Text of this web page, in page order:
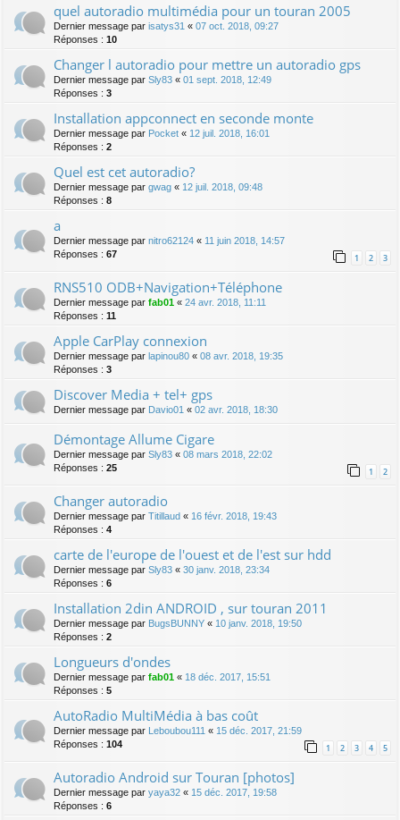
quel autoradio multimédia pour un touran 2005
Dernier message par isatys31 « 07 oct. 2018, 09:27
Réponses : 10
Changer l autoradio pour mettre un autoradio gps
Dernier message par Sly83 « 01 sept. 2018, 12:49
Réponses : 3
Installation appconnect en seconde monte
Dernier message par Pocket « 12 juil. 2018, 16:01
Réponses : 2
Quel est cet autoradio?
Dernier message par gwag « 12 juil. 2018, 09:48
Réponses : 8
a
Dernier message par nitro62124 « 11 juin 2018, 14:57
Réponses : 67 1 2 3
RNS510 ODB+Navigation+Téléphone
Dernier message par fab01 « 24 avr. 2018, 11:11
Réponses : 11
Apple CarPlay connexion
Dernier message par lapinou80 « 08 avr. 2018, 19:35
Réponses : 3
Discover Media + tel+ gps
Dernier message par Davio01 « 02 avr. 2018, 18:30
Démontage Allume Cigare
Dernier message par Sly83 « 08 mars 2018, 22:02
Réponses : 25 1 2
Changer autoradio
Dernier message par Titillaud « 16 févr. 2018, 19:43
Réponses : 4
carte de l'europe de l'ouest et de l'est sur hdd
Dernier message par Sly83 « 30 janv. 2018, 23:34
Réponses : 6
Installation 2din ANDROID , sur touran 2011
Dernier message par BugsBUNNY « 10 janv. 2018, 19:50
Réponses : 2
Longueurs d'ondes
Dernier message par fab01 « 18 déc. 2017, 15:51
Réponses : 5
AutoRadio MultiMédia à bas coût
Dernier message par Leboubou111 « 15 déc. 2017, 21:59
Réponses : 104 1 2 3 4 5
Autoradio Android sur Touran [photos]
Dernier message par yaya32 « 15 déc. 2017, 19:58
Réponses : 6